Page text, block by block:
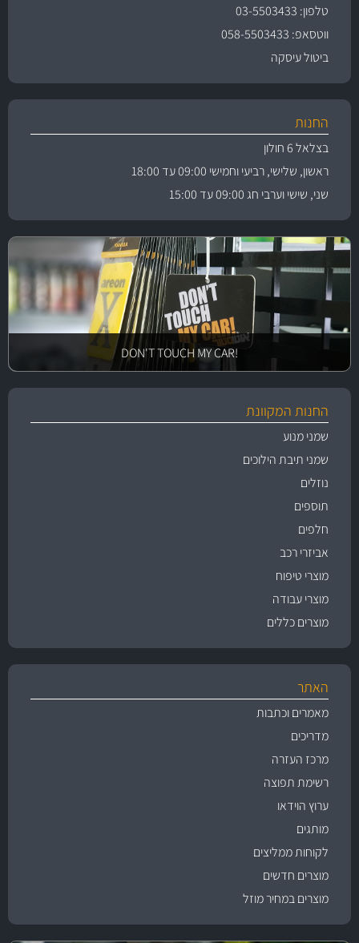
טלפון: 03-5503433
ווטסאפ: 058-5503433
ביטול עיסקה
החנות
בצלאל 6 חולון
ראשון, שלישי, רביעי וחמישי 09:00 עד 18:00
שני, שישי וערבי חג 09:00 עד 15:00
!DON'T TOUCH MY CAR
החנות המקוונת
שמני מנוע
שמני תיבת הילוכים
נוזלים
תוספים
חלפים
אביזרי רכב
מוצרי טיפוח
מוצרי עבודה
מוצרים כללים
האתר
מאמרים וכתבות
מדריכים
מרכז העזרה
רשימת תפוצה
ערוץ הוידאו
מותגים
לקוחות ממליצים
מוצרים חדשים
מוצרים במחיר מוזל